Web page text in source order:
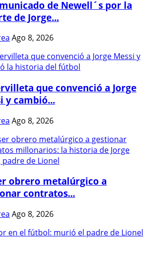
de Newell´s por la
de Jorge...
Ago 8, 2026
que convenció a Jorge
y cambió...
Ago 8, 2026
obrero metalúrgico a
contratos...
Ago 8, 2026